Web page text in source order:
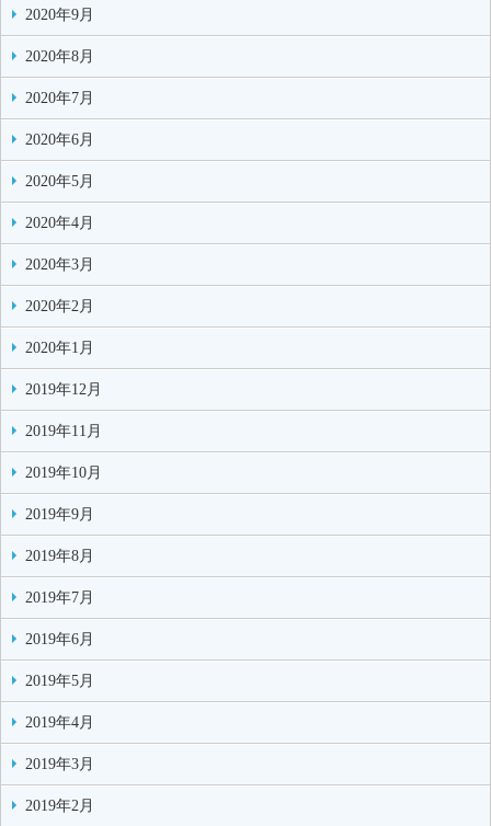
2020年9月
2020年8月
2020年7月
2020年6月
2020年5月
2020年4月
2020年3月
2020年2月
2020年1月
2019年12月
2019年11月
2019年10月
2019年9月
2019年8月
2019年7月
2019年6月
2019年5月
2019年4月
2019年3月
2019年2月